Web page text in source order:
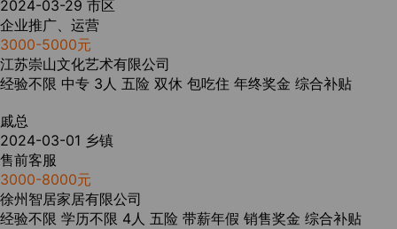
2024-03-29 市区
企业推广、运营
3000-5000元
江苏崇山文化艺术有限公司
经验不限 中专 3人 五险 双休 包吃住 年终奖金 综合补贴
戚总
2024-03-01 乡镇
售前客服
3000-8000元
徐州智居家居有限公司
经验不限 学历不限 4人 五险 带薪年假 销售奖金 综合补贴